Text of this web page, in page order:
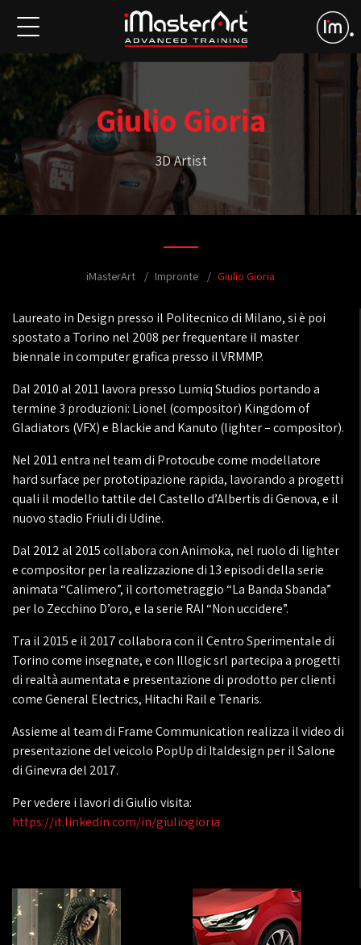
Giulio Gioria
3D Artist
iMasterArt Impronte Giulio Gioria
Laureato in Design presso il Politecnico di Milano, si è poi
spostato a Torino nel 2008 per frequentare il master
biennale in computer grafica presso il VRMMP.
Dal 2010 al 2011 lavora presso Lumiq Studios portando a
termine 3 produzioni: Lionel (compositor) Kingdom of
Gladiators (VFX) e Blackie and Kanuto (lighter – compositor).
Nel 2011 entra nel team di Protocube come modellatore
hard surface per prototipazione rapida, lavorando a progetti
quali il modello tattile del Castello d’Albertis di Genova, e il
nuovo stadio Friuli di Udine.
Dal 2012 al 2015 collabora con Animoka, nel ruolo di lighter
e compositor per la realizzazione di 13 episodi della serie
animata “Calimero”, il cortometraggio “La Banda Sbanda”
per lo Zecchino D’oro, e la serie RAI “Non uccidere”.
Tra il 2015 e il 2017 collabora con il Centro Sperimentale di
Torino come insegnate, e con Illogic srl partecipa a progetti
di realtà aumentata e presentazione di prodotto per clienti
come General Electrics, Hitachi Rail e Tenaris.
Assieme al team di Frame Communication realizza il video di
presentazione del veicolo PopUp di Italdesign per il Salone
di Ginevra del 2017.
Per vedere i lavori di Giulio visita:
https://it.linkedin.com/in/giuliogioria